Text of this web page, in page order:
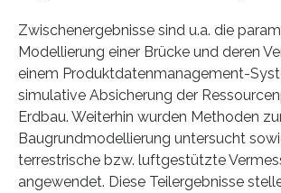
Zwischenergebnisse sind u.a. die
Modellierung einer Brücke und deren
einem Produktdatenmanagement-
simulative Absicherung der
Erdbau. Weiterhin wurden Methoden
Baugrundmodellierung untersucht
terrestrische bzw. luftgestützte
angewendet. Diese Teilergebnisse